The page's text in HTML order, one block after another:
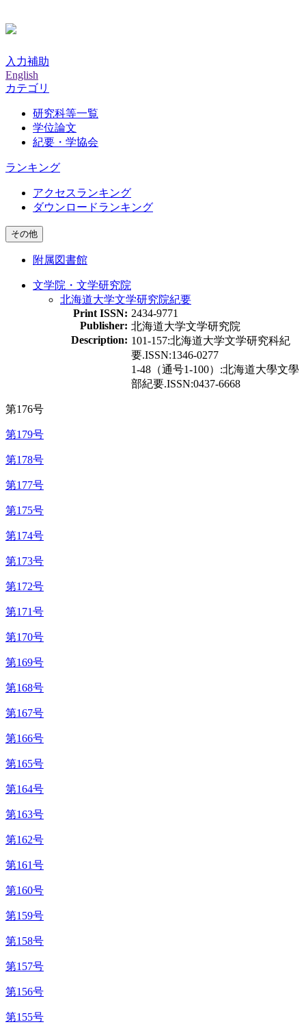
入力補助
English
カテゴリ
研究科等一覧
学位論文
紀要・学協会
ランキング
アクセスランキング
ダウンロードランキング
その他
附属図書館
文学院・文学研究院
北海道大学文学研究院紀要
Print ISSN: 2434-9771
Publisher: 北海道大学文学研究院
Description: 101-157:北海道大学文学研究科紀
要.ISSN:1346-0277
1-48（通号1-100）:北海道大學文學
部紀要.ISSN:0437-6668
第176号
第179号
第178号
第177号
第175号
第174号
第173号
第172号
第171号
第170号
第169号
第168号
第167号
第166号
第165号
第164号
第163号
第162号
第161号
第160号
第159号
第158号
第157号
第156号
第155号